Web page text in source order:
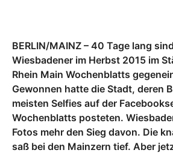
BERLIN/MAINZ – 40 Tage lang
Wiesbadener im Herbst 2015 im
Rhein Main Wochenblatts
Gewonnen hatte die Stadt, deren
meisten Selfies auf der
Wochenblatts posteten.
Fotos mehr den Sieg davon. Die
saß bei den Mainzern tief. Aber